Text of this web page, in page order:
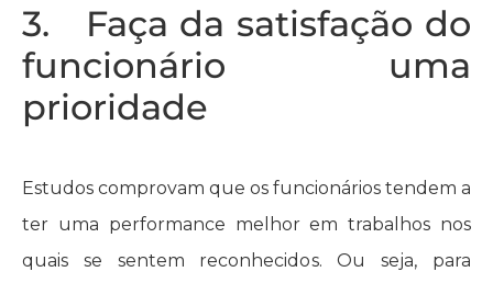
3. Faça da satisfação do
funcionário uma
prioridade
Estudos comprovam que os funcionários tendem a
ter uma performance melhor em trabalhos nos
quais se sentem reconhecidos. Ou seja, para